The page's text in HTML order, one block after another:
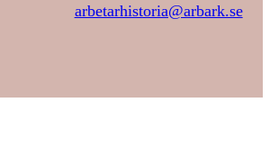
arbetarhistoria@arbark.se